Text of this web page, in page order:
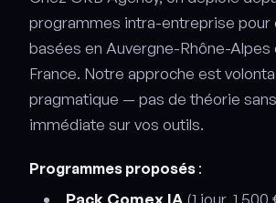
programmes intra-entreprise pour
basées en Auvergne-Rhône-
France. Notre approche est
pragmatique — pas de théorie
immédiate sur vos outils.
Programmes proposés :
Pack Comex IA (1 jour, 1